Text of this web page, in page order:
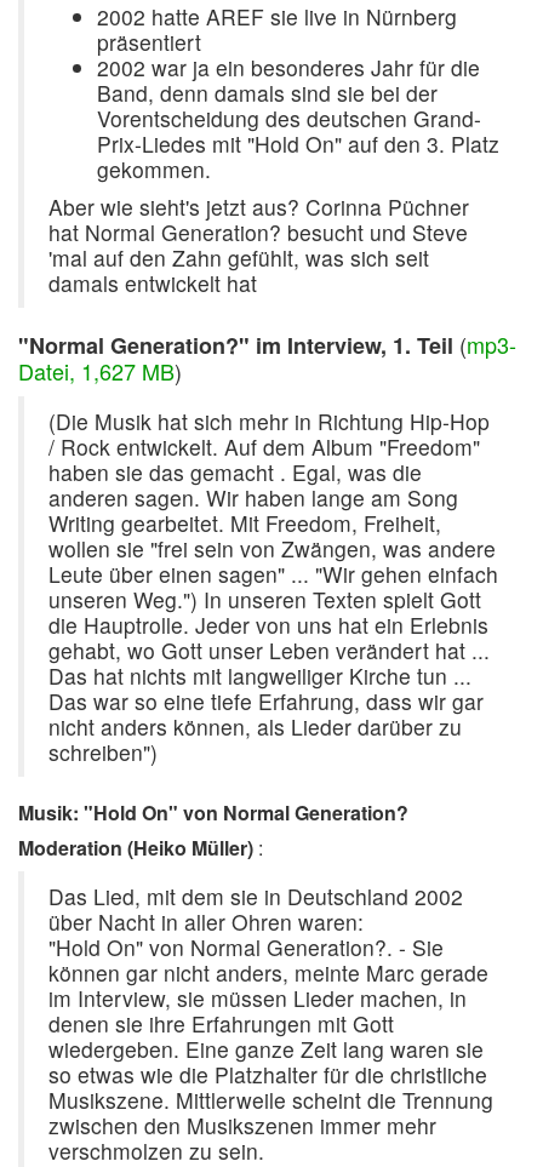
2002 hatte AREF sie live in Nürnberg
präsentiert
2002 war ja ein besonderes Jahr für die
Band, denn damals sind sie bei der
Vorentscheidung des deutschen Grand-
Prix-Liedes mit "Hold On" auf den 3. Platz
gekommen.
Aber wie sieht's jetzt aus? Corinna Püchner
hat Normal Generation? besucht und Steve
'mal auf den Zahn gefühlt, was sich seit
damals entwickelt hat
"Normal Generation?" im Interview, 1. Teil (mp3-
Datei, 1,627 MB)
(Die Musik hat sich mehr in Richtung Hip-Hop
/ Rock entwickelt. Auf dem Album "Freedom"
haben sie das gemacht . Egal, was die
anderen sagen. Wir haben lange am Song
Writing gearbeitet. Mit Freedom, Freiheit,
wollen sie "frei sein von Zwängen, was andere
Leute über einen sagen" ... "Wir gehen einfach
unseren Weg.") In unseren Texten spielt Gott
die Hauptrolle. Jeder von uns hat ein Erlebnis
gehabt, wo Gott unser Leben verändert hat ...
Das hat nichts mit langweiliger Kirche tun ...
Das war so eine tiefe Erfahrung, dass wir gar
nicht anders können, als Lieder darüber zu
schreiben")
Musik: "Hold On" von Normal Generation?
Moderation (Heiko Müller) :
Das Lied, mit dem sie in Deutschland 2002
über Nacht in aller Ohren waren:
"Hold On" von Normal Generation?. - Sie
können gar nicht anders, meinte Marc gerade
im Interview, sie müssen Lieder machen, in
denen sie ihre Erfahrungen mit Gott
wiedergeben. Eine ganze Zeit lang waren sie
so etwas wie die Platzhalter für die christliche
Musikszene. Mittlerweile scheint die Trennung
zwischen den Musikszenen immer mehr
verschmolzen zu sein.